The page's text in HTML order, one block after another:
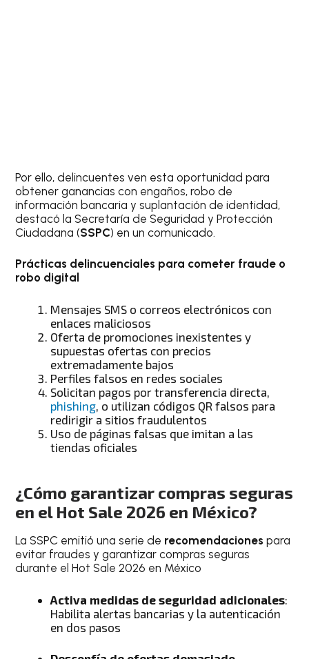
Por ello, delincuentes ven esta oportunidad para
obtener ganancias con engaños, robo de
información bancaria y suplantación de identidad,
destacó la Secretaría de Seguridad y Protección
Ciudadana (SSPC) en un comunicado.
Prácticas delincuenciales para cometer fraude o
robo digital
Mensajes SMS o correos electrónicos con
enlaces maliciosos
Oferta de promociones inexistentes y
supuestas ofertas con precios
extremadamente bajos
Perfiles falsos en redes sociales
Solicitan pagos por transferencia directa,
phishing , o utilizan códigos QR falsos para
redirigir a sitios fraudulentos
Uso de páginas falsas que imitan a las
tiendas oficiales
¿Cómo garantizar compras seguras
en el Hot Sale 2026 en México?
La SSPC emitió una serie de recomendaciones para
evitar fraudes y garantizar compras seguras
durante el Hot Sale 2026 en México
Activa medidas de seguridad adicionales:
Habilita alertas bancarias y la autenticación
en dos pasos